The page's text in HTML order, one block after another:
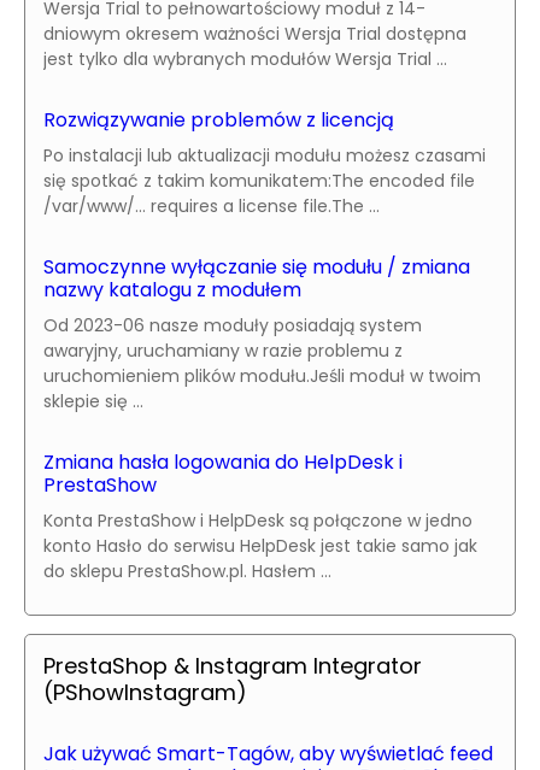
Wersja Trial to pełnowartościowy moduł z 14-
dniowym okresem ważności Wersja Trial dostępna
jest tylko dla wybranych modułów Wersja Trial ...
Rozwiązywanie problemów z licencją
Po instalacji lub aktualizacji modułu możesz czasami
się spotkać z takim komunikatem:The encoded file
/var/www/... requires a license file.The ...
Samoczynne wyłączanie się modułu / zmiana
nazwy katalogu z modułem
Od 2023-06 nasze moduły posiadają system
awaryjny, uruchamiany w razie problemu z
uruchomieniem plików modułu.Jeśli moduł w twoim
sklepie się ...
Zmiana hasła logowania do HelpDesk i
PrestaShow
Konta PrestaShow i HelpDesk są połączone w jedno
konto Hasło do serwisu HelpDesk jest takie samo jak
do sklepu PrestaShow.pl. Hasłem ...
PrestaShop & Instagram Integrator
(PShowInstagram)
Jak używać Smart-Tagów, aby wyświetlać feed